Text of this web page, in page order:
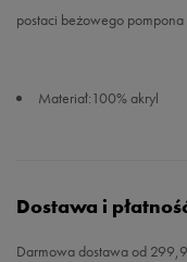
postaci beżowego
Materiał:100% akryl
Dostawa i
Darmowa dostawa od